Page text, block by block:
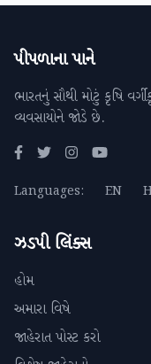
પીપળાના પાને
ભારતનું સૌથી મોટું કૃષિ
વ્યવસાયોને જોડે છે.
Languages: EN
ઝડપી લિંક્સ
હોમ
અમારા વિષે
જાહેરાત પોસ્ટ કરો